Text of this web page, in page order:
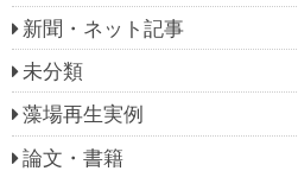
新聞・ネット記事
未分類
藻場再生実例
論文・書籍